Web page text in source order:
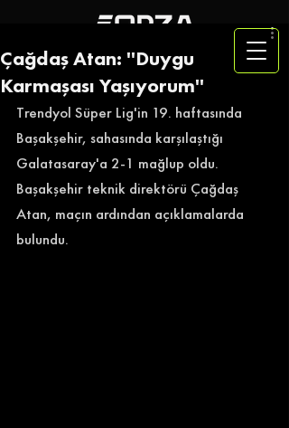
Çağdaş Atan: ''Duygu
Karmaşası Yaşıyorum''
Trendyol Süper Lig'in 19. haftasında
Başakşehir, sahasında karşılaştığı
Galatasaray'a 2-1 mağlup oldu.
Başakşehir teknik direktörü Çağdaş
Atan, maçın ardından açıklamalarda
bulundu.